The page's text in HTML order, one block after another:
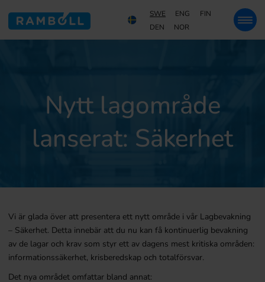
SWE ENG
FIN
DEN
NOR
Nytt lagområde
lanserat: Säkerhet
Vi är glada över att presentera ett nytt område i vår Lagbevakning
– Säkerhet. Detta innebär att du nu kan få kontinuerlig bevakning
av de lagar och krav som styr ett av dagens mest kritiska områden:
informationssäkerhet, krisberedskap och totalförsvar.
Det nya området omfattar bland annat: